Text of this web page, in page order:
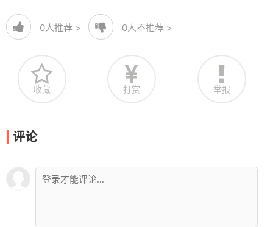
0人推荐 > 0人不推荐 >
收藏 打赏 举报
评论